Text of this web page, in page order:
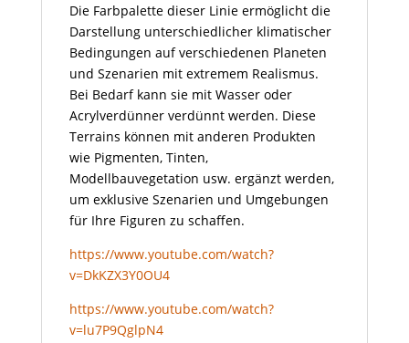
Die Farbpalette dieser Linie ermöglicht die
Darstellung unterschiedlicher klimatischer
Bedingungen auf verschiedenen Planeten
und Szenarien mit extremem Realismus.
Bei Bedarf kann sie mit Wasser oder
Acrylverdünner verdünnt werden. Diese
Terrains können mit anderen Produkten
wie Pigmenten, Tinten,
Modellbauvegetation usw. ergänzt werden,
um exklusive Szenarien und Umgebungen
für Ihre Figuren zu schaffen.
https://www.youtube.com/watch?
v=DkKZX3Y0OU4
https://www.youtube.com/watch?
v=lu7P9QglpN4